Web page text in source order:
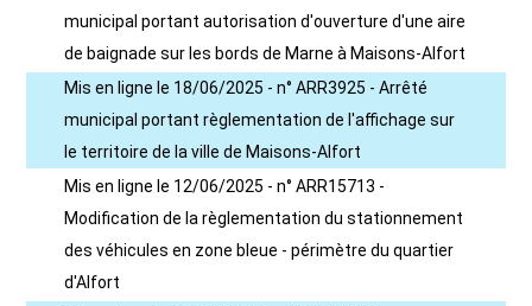
municipal portant autorisation d'ouverture d'une aire
de baignade sur les bords de Marne à Maisons-Alfort
Mis en ligne le 18/06/2025 - n° ARR3925 - Arrêté
municipal portant règlementation de l'affichage sur
le territoire de la ville de Maisons-Alfort
Mis en ligne le 12/06/2025 - n° ARR15713 -
Modification de la règlementation du stationnement
des véhicules en zone bleue - périmètre du quartier
d'Alfort